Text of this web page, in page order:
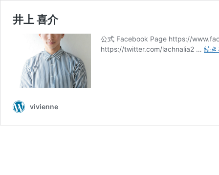
井上 喜介
公式 Facebook Page https://
https://twitter.com/lachnalia2 … 続
vivienne